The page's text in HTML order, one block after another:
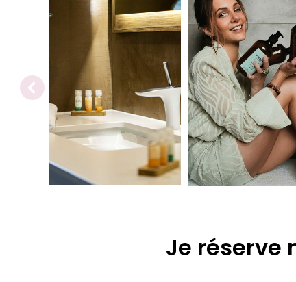
Je réserve